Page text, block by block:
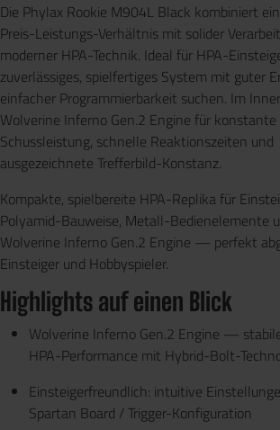
Die Phylax Rookie M904L Black kombiniert
Preis-Leistungs-Verhältnis mit solider
moderner HPA-Technik. Ideal für HPA-
zuverlässiges, spielfertiges System mit guter
einfacher Programmierbarkeit suchen. Im
Wolverine Inferno Gen.2 Engine für konstante
Schussleistung, schnelle Reaktionszeiten und
ausgezeichnete Trefferbild-Konstanz.
Kompakte, spielbereite HPA-Replika für
Polyamid-Bauweise, Metall-Bedienelemente
Wolverine Inferno Gen.2 Engine — perfekt
Einsteiger und Hobbyspieler.
Highlights auf einen Blick
Wolverine Inferno Gen.2 Engine —
HPA-Performance mit Hybrid-Bolt-
Einsteigerfreundlich: intuitive
Spartan Board / Trigger-Konfiguration